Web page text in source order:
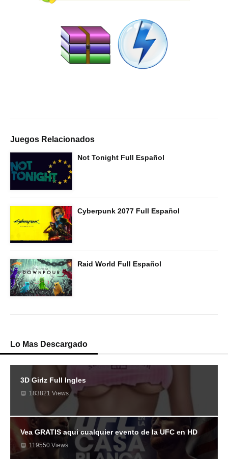
Juegos Relacionados
Not Tonight Full Español
Cyberpunk 2077 Full Español
Raid World Full Español
Lo Mas Descargado
3D Girlz Full Ingles
183821 Views
Vea GRATIS aqui cualquier evento de la UFC en HD
119550 Views